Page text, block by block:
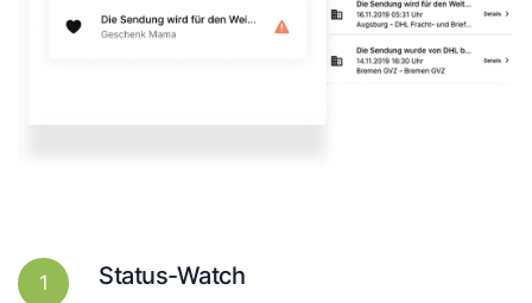
1 Status-Watch